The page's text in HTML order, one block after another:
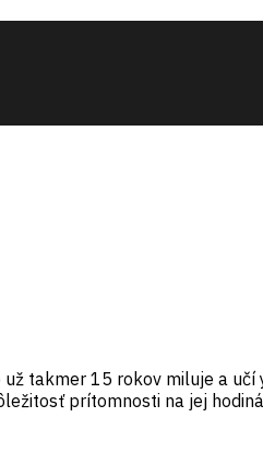
takmer 15 rokov miluje a
prítomnosti na jej